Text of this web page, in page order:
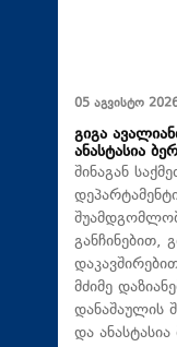
05 აგვისტო
გიგა
ანასტასია
შინაგან
განჩინებით,
მძიმე
დანაშაულის
და